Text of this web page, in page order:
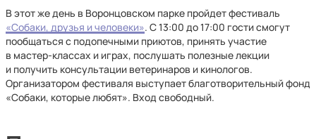
В этот же день в Воронцовском парке пройдет фестиваль
«Собаки, друзья и человеки». С 13:00 до 17:00 гости смогут
пообщаться с подопечными приютов, принять участие
в мастер-классах и играх, послушать полезные лекции
и получить консультации ветеринаров и кинологов.
Организатором фестиваля выступает благотворительный фонд
«Собаки, которые любят». Вход свободный.